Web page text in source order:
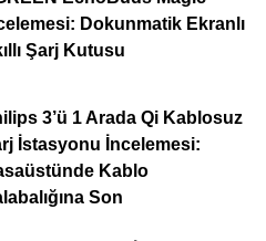
Dokunmatik Ekranlı
Şarj Kutusu
3’ü 1 Arada Qi Kablosuz
İstasyonu İncelemesi:
Kablo
Son